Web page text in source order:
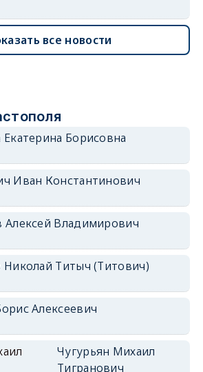
все новости
Екатерина Борисовна
Иван Константинович
Алексей Владимирович
Николай Титыч (Титович)
Алексеевич
Чугурьян Михаил
Тигранович